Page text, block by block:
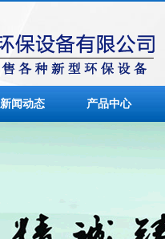
新闻动态 产品中心